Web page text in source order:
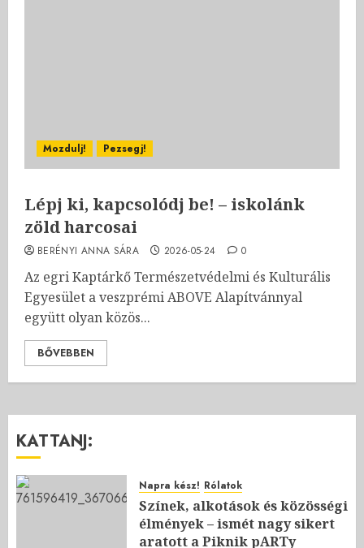
Mozdulj! Pezsegj!
Lépj ki, kapcsolódj be! – iskolánk
zöld harcosai
BERÉNYI ANNA SÁRA 2026-05-24 0
Az egri Kaptárkő Természetvédelmi és Kulturális
Egyesület a veszprémi ABOVE Alapítvánnyal
együtt olyan közös...
BŐVEBBEN
KATTANJ:
Napra kész! Rólatok
Színek, alkotások és közösségi
élmények – ismét nagy sikert
aratott a Piknik pARTy